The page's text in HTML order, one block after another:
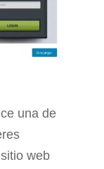
una de
web